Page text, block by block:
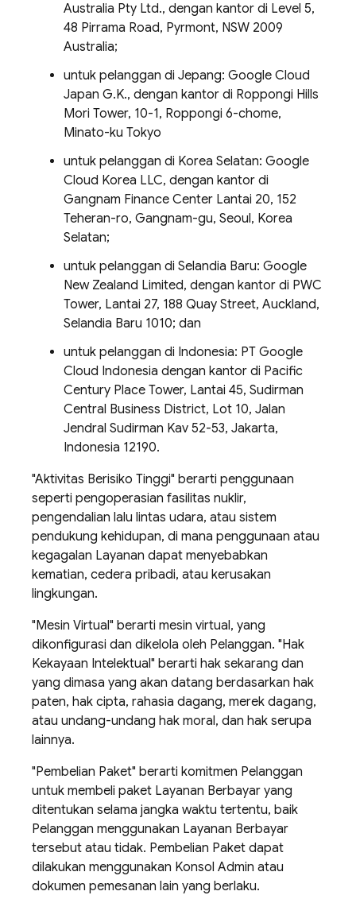
Australia Pty Ltd., dengan kantor di Level 5,
48 Pirrama Road, Pyrmont, NSW 2009
Australia;
untuk pelanggan di Jepang: Google Cloud
Japan G.K., dengan kantor di Roppongi Hills
Mori Tower, 10-1, Roppongi 6-chome,
Minato-ku Tokyo
untuk pelanggan di Korea Selatan: Google
Cloud Korea LLC, dengan kantor di
Gangnam Finance Center Lantai 20, 152
Teheran-ro, Gangnam-gu, Seoul, Korea
Selatan;
untuk pelanggan di Selandia Baru: Google
New Zealand Limited, dengan kantor di PWC
Tower, Lantai 27, 188 Quay Street, Auckland,
Selandia Baru 1010; dan
untuk pelanggan di Indonesia: PT Google
Cloud Indonesia dengan kantor di Pacific
Century Place Tower, Lantai 45, Sudirman
Central Business District, Lot 10, Jalan
Jendral Sudirman Kav 52-53, Jakarta,
Indonesia 12190.
"Aktivitas Berisiko Tinggi" berarti penggunaan
seperti pengoperasian fasilitas nuklir,
pengendalian lalu lintas udara, atau sistem
pendukung kehidupan, di mana penggunaan atau
kegagalan Layanan dapat menyebabkan
kematian, cedera pribadi, atau kerusakan
lingkungan.
"Mesin Virtual" berarti mesin virtual, yang
dikonfigurasi dan dikelola oleh Pelanggan. "Hak
Kekayaan Intelektual" berarti hak sekarang dan
yang dimasa yang akan datang berdasarkan hak
paten, hak cipta, rahasia dagang, merek dagang,
atau undang-undang hak moral, dan hak serupa
lainnya.
"Pembelian Paket" berarti komitmen Pelanggan
untuk membeli paket Layanan Berbayar yang
ditentukan selama jangka waktu tertentu, baik
Pelanggan menggunakan Layanan Berbayar
tersebut atau tidak. Pembelian Paket dapat
dilakukan menggunakan Konsol Admin atau
dokumen pemesanan lain yang berlaku.